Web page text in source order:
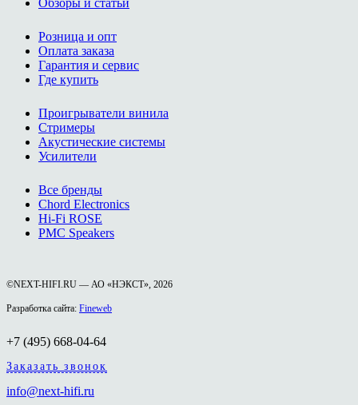
Обзоры и статьи
Розница и опт
Оплата заказа
Гарантия и сервис
Где купить
Проигрыватели винила
Стримеры
Акустические системы
Усилители
Все бренды
Chord Electronics
Hi-Fi ROSE
PMC Speakers
©NEXT-HIFI.RU — АО «НЭКСТ», 2026
Разработка сайта: Fineweb
+7 (495) 668-04-64
Заказать звонок
info@next-hifi.ru